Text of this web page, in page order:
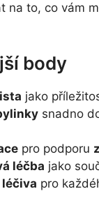
na to, co vám
body
jako
snadno
pro podporu
léčba jako
pro